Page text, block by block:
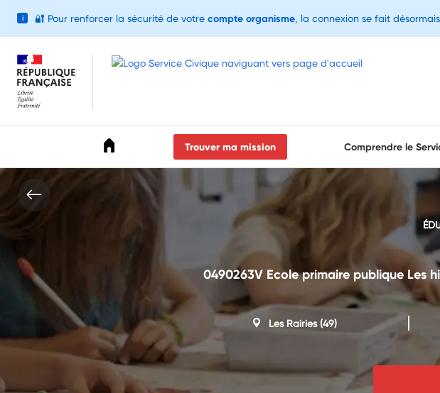
Trouver ma mission Comprendre le
0490263V Ecole primaire publique Les
Les Rairies(49)
i 🔐 Pour renforcer la sécurité de votre compte organisme, la connexion se fait